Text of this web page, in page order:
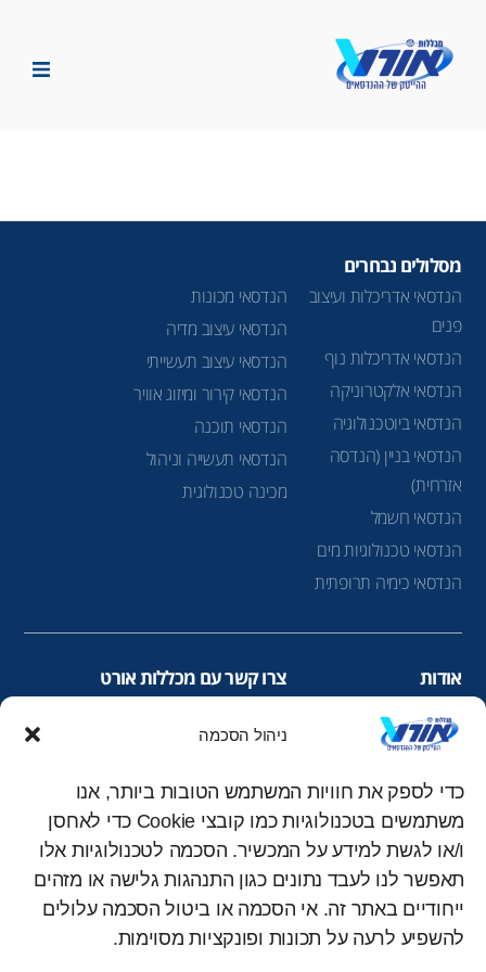
ניהול הסכמה
כדי לספק את חוויות המשתמש הטובות ביותר, אנו
משתמשים בטכנולוגיות כמו קובצי Cookie כדי לאחסן
ו/או לגשת למידע על המכשיר. הסכמה לטכנולוגיות אלו
תאפשר לנו לעבד נתונים כגון התנהגות גלישה או מזהים
ייחודיים באתר זה. אי הסכמה או ביטול הסכמה עלולים
להשפיע לרעה על תכונות ופונקציות מסוימות.
חיפ
מסלולים נבחרים
הנדסאי אדריכלות ועיצוב
פנים
הנדסאי אדריכלות נוף
הנדסאי אלקטרוניקה
הנדסאי ביוטכנולוגיה
הנדסאי בניין (הנדסה
אזרחית)
הנדסאי חשמל
הנדסאי טכנולוגיות מים
הנדסאי כימיה תרופתית
הנדסאי מכונות
הנדסאי עיצוב מדיה
הנדסאי עיצוב תעשייתי
הנדסאי קירור ומיזוג אוויר
הנדסאי תוכנה
הנדסאי תעשייה וניהול
מכינה טכנולוגית
אודות
לימודי ערב
מכינה להנדסאים
מכללת אורט
קורסים מוזמנים
צרו קשר עם מכללות אורט
1-700-70-22-60
עקבו אחרינו ברשתות החברתיות
fac
ebo
ok
inst
agr
am
you
tub
e